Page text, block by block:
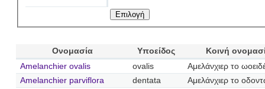
Ονομασία Υποείδος
Κοινή
Amelanchier ovalis
ovalis
Αμελάνχιερ το
Amelanchier parviflora
dentata
Αμελάνχιερ το